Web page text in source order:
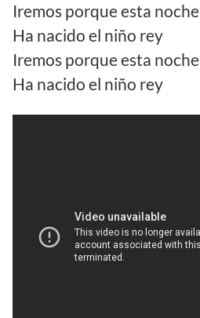
Iremos porque esta noche
Ha nacido el niño rey
Iremos porque esta noche
Ha nacido el niño rey